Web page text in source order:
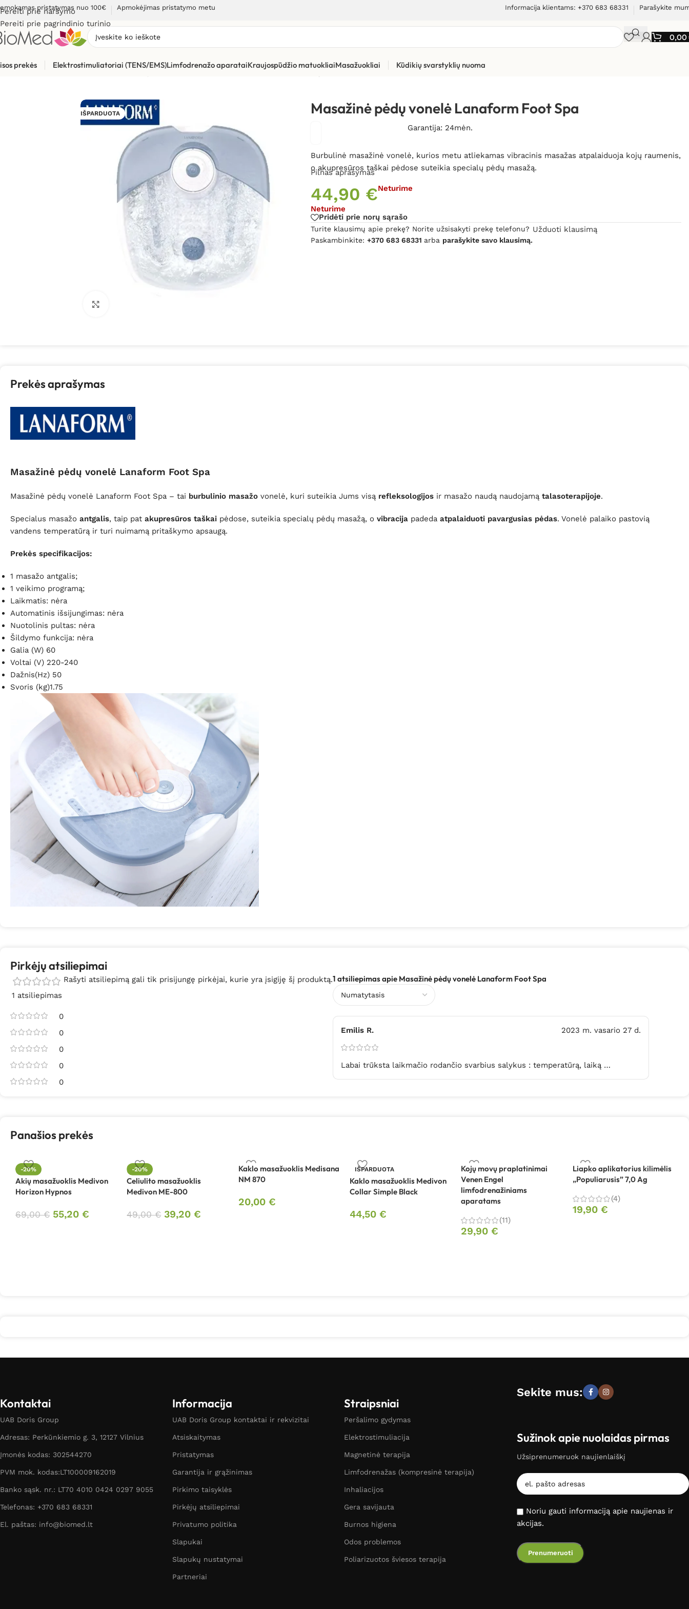
Pereiti prie naršymo
Pereiti prie pagrindinio turinio
pristatymas nuo 100€ Apmokėjimas pristatymo metu Informacija klientams: +370 683 68331 Parašykite
0,00
prekės Elektrostimuliatoriai (TENS/EMS)Limfodrenažo aparataiKraujospūdžio matuokliaiMasažuokliai Kūdikių svarstyklių nuoma
Masažuokliai Masažinė pėdų vonelė Lanaform Foot Spa
IŠPARDUOTA Masažinė pėdų vonelė Lanaform Foot Spa
Garantija: 24mėn.
Burbulinė masažinė vonelė, kurios metu atliekamas vibracinis masažas atpalaiduoja kojų raumenis,
o akupresūros taškai pėdose suteikia specialų pėdų masažą.
Pilnas aprašymas
44,90 €Neturime
Neturime
Pridėti prie norų sąrašo
Turite klausimų apie prekę? Norite užsisakyti prekę telefonu?
Paskambinkite:+370 683 68331 arba parašykite savo klausimą.
Užduoti klausimą
Prekės aprašymas
Masažinė pėdų vonelė Lanaform Foot Spa
Masažinė pėdų vonelė Lanaform Foot Spa – tai burbulinio masažo vonelė, kuri suteikia Jums visą refleksologijos ir masažo naudą naudojamą talasoterapijoje.
Specialus masažo antgalis, taip pat akupresūros taškai pėdose, suteikia specialų pėdų masažą, o vibracija padeda atpalaiduoti pavargusias pėdas. Vonelė palaiko pastovią
vandens temperatūrą ir turi nuimamą pritaškymo apsaugą.
Prekės specifikacijos:
1 masažo antgalis;
1 veikimo programą;
Laikmatis: nėra
Automatinis išsijungimas: nėra
Nuotolinis pultas: nėra
Šildymo funkcija: nėra
Galia (W) 60
Voltai (V) 220-240
Dažnis(Hz) 50
Svoris (kg)1.75
Pirkėjų atsiliepimai
1 atsiliepimas
0
0
0
0
0
1 atsiliepimas apie Masažinė pėdų vonelė Lanaform Foot Spa
Emilis R. 2023 m. vasario 27 d.
Labai trūksta laikmačio rodančio svarbius salykus : temperatūrą, laiką …
Rašyti atsiliepimą gali tik prisijungę pirkėjai, kurie yra įsigiję šį produktą.
Panašios prekės
-20%
Akių masažuoklis Medivon
Horizon Hypnos
69,00€ 55,20 €
-20%
Celiulito masažuoklis
Medivon ME-800
49,00€ 39,20€
Kaklo masažuoklis Medisana
NM 870
20,00 €
IŠPARDUOTA
Kaklo masažuoklis Medivon
Collar Simple Black
44,50 €
Kojų movų praplatinimai
Venen Engel
limfodrenažiniams
aparatams
(11)
29,90€
Liapko aplikatorius kilimėlis
„Populiarusis” 7,0 Ag
(4)
19,90 €
Kontaktai
UAB Doris Group
Adresas: Perkūnkiemio g. 3, 12127 Vilnius
Įmonės kodas: 302544270
PVM mok. kodas:LT100009162019
Banko sąsk. nr.: LT70 4010 0424 0297 9055
Telefonas: +370 683 68331
El. paštas: info@biomed.lt
Informacija
UAB Doris Group kontaktai ir rekvizitai
Atsiskaitymas
Pristatymas
Garantija ir grąžinimas
Pirkimo taisyklės
Pirkėjų atsiliepimai
Privatumo politika
Slapukai
Slapukų nustatymai
Partneriai
Straipsniai
Peršalimo gydymas
Elektrostimuliacija
Magnetinė terapija
Limfodrenažas (kompresinė terapija)
Inhaliacijos
Gera savijauta
Burnos higiena
Odos problemos
Poliarizuotos šviesos terapija
Sekite mus:
Sužinok apie nuolaidas pirmas
Užsiprenumeruok naujienlaiškį
Noriu gauti informaciją apie naujienas ir
akcijas.